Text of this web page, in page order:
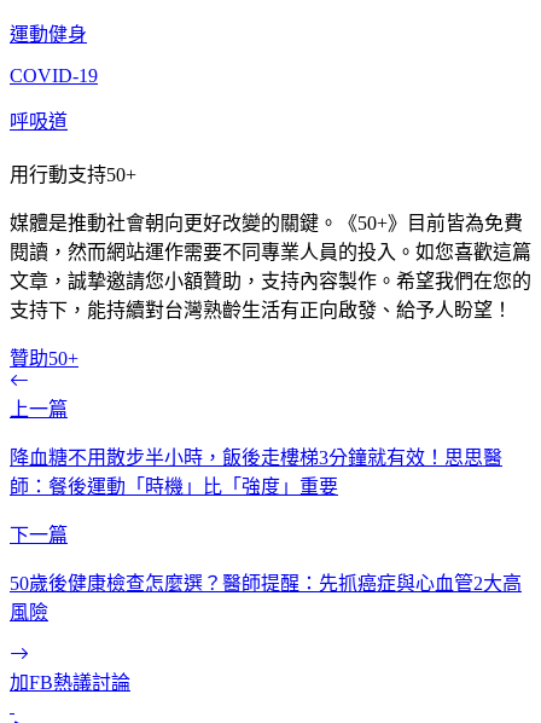
運動健身
COVID-19
呼吸道
用行動支持50+
媒體是推動社會朝向更好改變的關鍵。《50+》目前皆為免費
閱讀，然而網站運作需要不同專業人員的投入。如您喜歡這篇
文章，誠摯邀請您小額贊助，支持內容製作。希望我們在您的
支持下，能持續對台灣熟齡生活有正向啟發、給予人盼望！
贊助50+
上一篇
降血糖不用散步半小時，飯後走樓梯3分鐘就有效！思思醫
師：餐後運動「時機」比「強度」重要
下一篇
50歲後健康檢查怎麼選？醫師提醒：先抓癌症與心血管2大高
風險
加FB熱議討論